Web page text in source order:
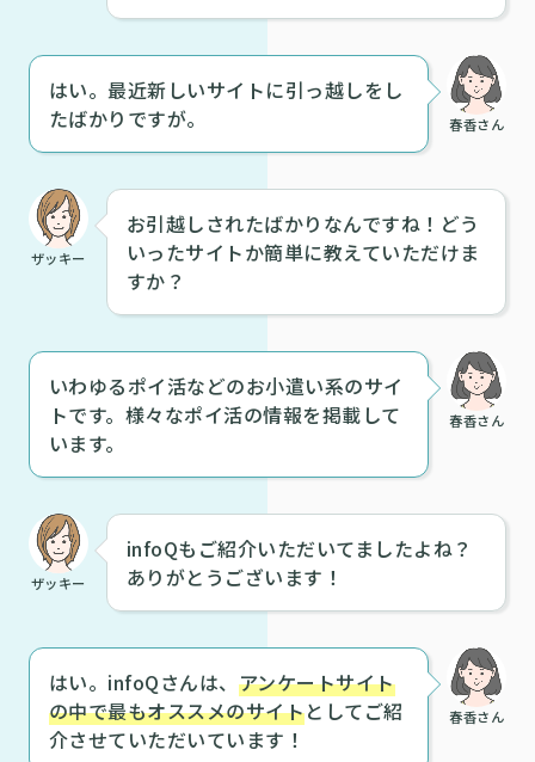
春香さん
はい。最近新しいサイトに引っ越しをし
たばかりですが。
ザッキー
お引越しされたばかりなんですね！どう
いったサイトか簡単に教えていただけま
すか？
春香さん
いわゆるポイ活などのお小遣い系のサイ
トです。様々なポイ活の情報を掲載して
います。
ザッキー
infoQもご紹介いただいてましたよね？
ありがとうございます！
春香さん
はい。infoQさんは、 アンケートサイト
の中で最もオススメのサイトとしてご紹
介させていただいています！